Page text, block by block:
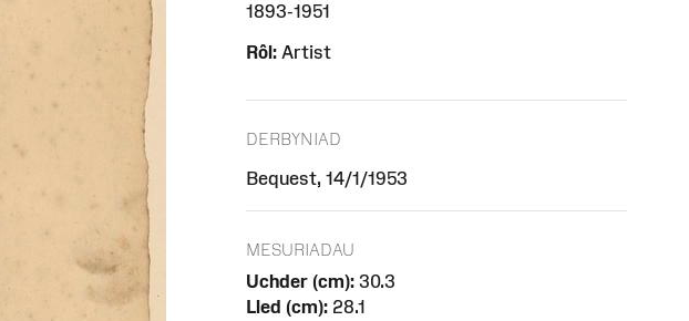
1893-1951
Rôl: Artist
DERBYNIAD
Bequest, 14/1/1953
MESURIADAU
Uchder (cm): 30.3
Lled (cm): 28.1